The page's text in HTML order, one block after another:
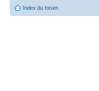
Index du forum